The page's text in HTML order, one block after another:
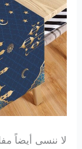
لا ننسى أيضاً